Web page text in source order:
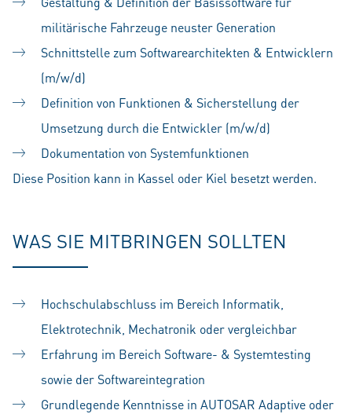
militärische Fahrzeuge neuster Generation
Schnittstelle zum Softwarearchitekten & Entwicklern
(m/w/d)
Definition von Funktionen & Sicherstellung der
Umsetzung durch die Entwickler (m/w/d)
Dokumentation von Systemfunktionen
Diese Position kann in Kassel oder Kiel besetzt werden.
WAS SIE MITBRINGEN SOLLTEN
Hochschulabschluss im Bereich Informatik,
Elektrotechnik, Mechatronik oder vergleichbar
Erfahrung im Bereich Software- & Systemtesting
sowie der Softwareintegration
Grundlegende Kenntnisse in AUTOSAR Adaptive oder